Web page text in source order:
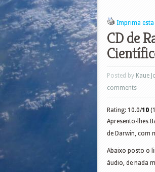
Imprima esta
CD de
Posted by Kaue
comments
Rating: 10.0/10
Apresento-lhes
de Darwin, com
Abaixo posto o
áudio, de nada